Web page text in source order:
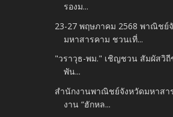
รองม...
23-27 พฤษภาคม 2568 พาณิชย์
มหาสารคาม ชวนเที่...
"วราวุธ-พม." เชิญชวน สัมผัสวิถี
พัน...
สำนักงานพาณิชย์จังหวัดมหาสา
งาน “ฮักหล...